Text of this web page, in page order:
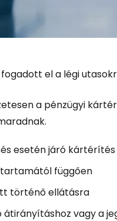
el a légi
a pénzügyi
esetén járó kártérítés
függően
történő ellátásra
vagy a